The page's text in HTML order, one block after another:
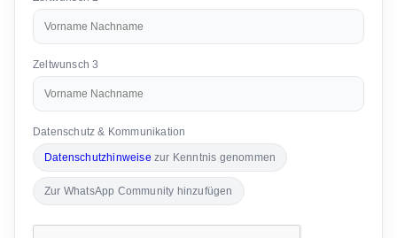
Zeltwunsch 3
Datenschutz & Kommunikation
Datenschutzhinweise zur Kenntnis genommen
Zur WhatsApp Community hinzufügen